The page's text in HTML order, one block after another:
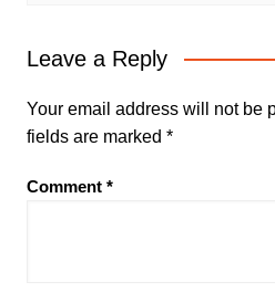
Leave a Reply
Your email address will not be
fields are marked *
Comment *